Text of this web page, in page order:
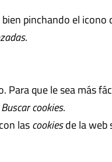
pinchando el icono
.
Para que le sea más
Buscar cookies.
lascookiesde la web